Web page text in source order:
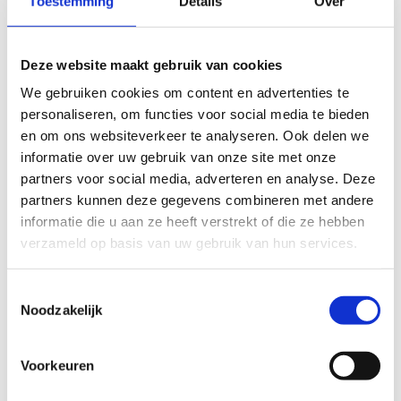
Deze website maakt gebruik van cookies
We gebruiken cookies om content en advertenties te
personaliseren, om functies voor social media te bieden
en om ons websiteverkeer te analyseren. Ook delen we
informatie over uw gebruik van onze site met onze
partners voor social media, adverteren en analyse. Deze
partners kunnen deze gegevens combineren met andere
informatie die u aan ze heeft verstrekt of die ze hebben
verzameld op basis van uw gebruik van hun services.
Noodzakelijk
Voorkeuren
Huur een danszaal / sportzaal